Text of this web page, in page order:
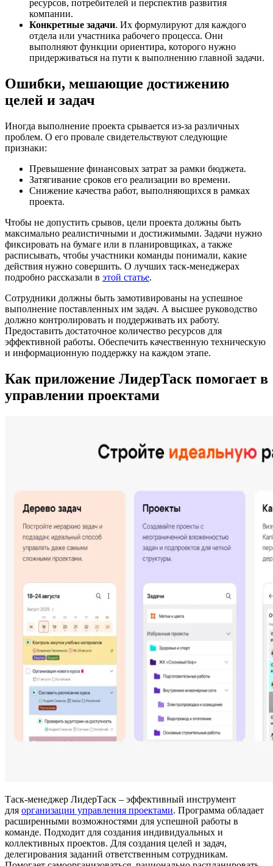
ресурсов, потребителей и перспектив развития
компании.
Конкретные задачи. Их формулируют для каждого
отдела или участника рабочего процесса. Они
выполняют функции ориентира, которого нужно
придерживаться на пути к выполнению главной задачи.
Ошибки, мешающие достижению
целей и задач
Иногда выполнение проекта срывается из-за различных
проблем. О его провале свидетельствуют следующие
признаки:
Превышение финансовых затрат за рамки бюджета.
Затягивание сроков его реализации во времени.
Снижение качества работ, выполняющихся в рамках
проекта.
Чтобы не допустить срывов, цели проекта должны быть
максимально реалистичными и достижимыми. Задачи нужно
фиксировать на бумаге или в планировщиках, а также
расписывать, чтобы участники команды понимали, какие
действия нужно совершить. О лучших таск-менеджерах
подробно рассказали в этой статье.
Сотрудники должны быть замотивированы на успешное
выполнение поставленных им задач. А высшее руководство
должно контролировать и поддерживать их работу.
Предоставить достаточное количество ресурсов для
эффективной работы. Обеспечить качественную техническую
и информационную поддержку на каждом этапе.
Как приложение ЛидерТаск помогает в
управлении проектами
Таск-менеджер ЛидерТаск – эффективный инструмент
для организации управления проектами. Программа обладает
расширенными возможностями для успешной работы в
команде. Подходит для создания индивидуальных и
коллективных проектов. Для создания целей и задач,
делегирования заданий ответственным сотрудникам.